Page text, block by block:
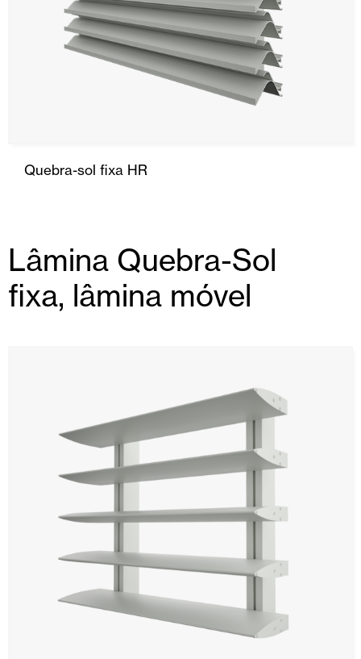
Quebra-sol fixa HR
Lâmina Quebra-Sol
fixa, lâmina móvel